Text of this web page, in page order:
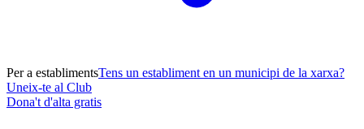
Per a establimentsTens un establiment en un municipi de la xarxa?
Uneix-te al Club
Dona't d'alta gratis